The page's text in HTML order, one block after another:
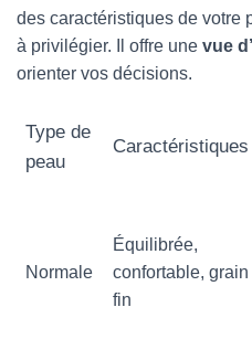
des caractéristiques de votre
à privilégier. Il offre une vue
orienter vos décisions.
Type de
peau
Caractéristiques
Normale
Équilibrée,
confortable, grain
fin